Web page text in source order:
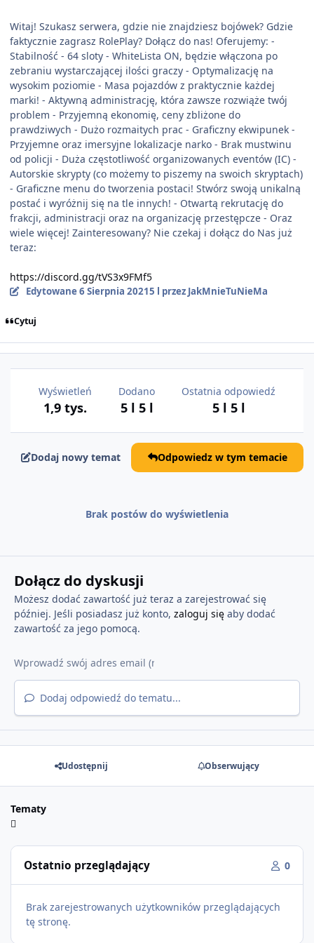
Witaj! Szukasz serwera, gdzie nie znajdziesz bojówek? Gdzie
faktycznie zagrasz RolePlay? Dołącz do nas! Oferujemy: -
Stabilność - 64 sloty - WhiteLista ON, będzie włączona po
zebraniu wystarczającej ilości graczy - Optymalizację na
wysokim poziomie - Masa pojazdów z praktycznie każdej
marki! - Aktywną administrację, która zawsze rozwiąże twój
problem - Przyjemną ekonomię, ceny zbliżone do
prawdziwych - Dużo rozmaitych prac - Graficzny ekwipunek -
Przyjemne oraz imersyjne lokalizacje narko - Brak mustwinu
od policji - Duża częstotliwość organizowanych eventów (IC) -
Autorskie skrypty (co możemy to piszemy na swoich skryptach)
- Graficzne menu do tworzenia postaci! Stwórz swoją unikalną
postać i wyróżnij się na tle innych! - Otwartą rekrutację do
frakcji, administracji oraz na organizację przestępcze - Oraz
wiele więcej! Zainteresowany? Nie czekaj i dołącz do Nas już
teraz:
https://discord.gg/tVS3x9FMf5
Edytowane6 Sierpnia 20215 l przez JakMnieTuNieMa
Cytuj
Wyświetleń
1,9 tys.
Dodano
5 l 5 l
Ostatnia odpowiedź
5 l 5 l
Dodaj nowy temat Odpowiedz w tym temacie
Brak postów do wyświetlenia
Dołącz do dyskusji
Możesz dodać zawartość już teraz a zarejestrować się
później. Jeśli posiadasz już konto, zaloguj sięaby dodać
zawartość za jego pomocą.
Dodaj odpowiedź do tematu...
Udostępnij Obserwujący
Tematy
Ostatnio przeglądający 0
Brak zarejestrowanych użytkowników przeglądających
tę stronę.